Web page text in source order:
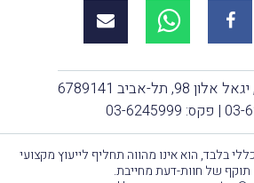
תל-אביב 6789141
03- | פקס: 03-6245999
בלבד, הוא אינו מהווה תחליף לייעוץ מקצועי
תוקף של חוות-דעת מחייבת.